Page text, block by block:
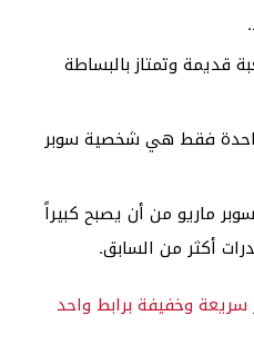
قديمة وتمتاز بالبساطة
فقط هي شخصية سوبر
ماريو من أن يصبح كبيراً
أكثر من السابق.
سريعة وخفيفة برابط واحد